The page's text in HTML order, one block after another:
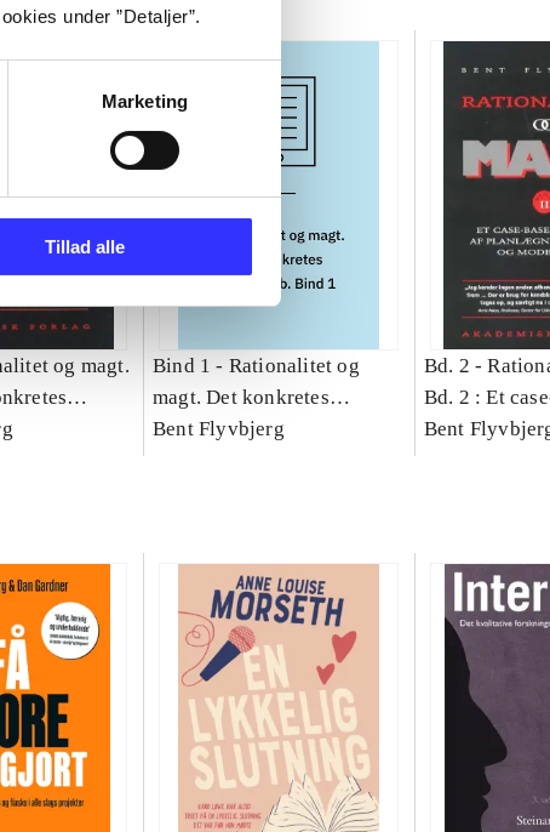
under ”Detaljer”.
Marketing
Tillad alle
og magt.
Bind 1 - Rationalitet og
magt. Det konkretes
videnskab. Bind 1
Bent Flyvbjerg
Bd. 2 -
Bd. 2 : Et
studie af
Bent